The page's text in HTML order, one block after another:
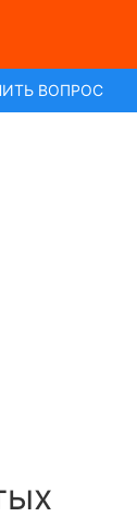
ВОПРОС